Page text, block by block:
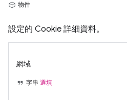
物件
設定的 Cookie 詳細資料。
網域
字串 選填